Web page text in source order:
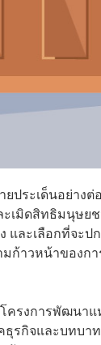
ระเด็นอย่างต่
เมิดสิทธิมนุษย
ละเลือกที่จะป
มก้าวหน้าของก
ครงการพัฒนาแ
ธุรกิจและบทบา